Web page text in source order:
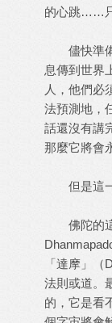
的心跳……
儘快準備
息傳到世界
人，他們必
法預測地，
話還沒有講
那麼它將會
但是這一
佛陀的這
「達摩」
法則或道。
的，它是看